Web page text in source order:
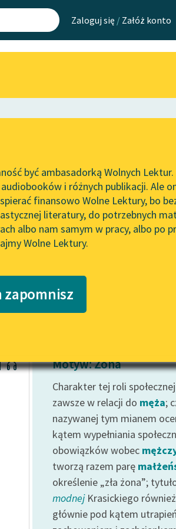
Zaloguj się / Załóż konto
i
Mapa Wolnych Lektur
Leśmianator
API
OAI-PMH
Widget Wolnych Lektur
Katalog
Katalog w formacie PDF
O
być ambasadorką Wolnych Lektur.
i różnych publikacji. Ale
finansowo Wolne Lektury, bo
literatury, do potrzebnych
albo nam samym w pracy, albo po
Wolne Lektury.
zapomnisz
Motyw: Żona
Charakter tej roli
zawsze w relacji do męża;
nazywanej tym mianem
kątem wypełniania
obowiązków wobec
tworzą razem parę
określenie „zła żona”;
modnejKrasickiego
głównie pod kątem